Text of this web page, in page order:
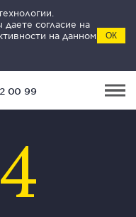
согласие на
на данном
ОК
00 99